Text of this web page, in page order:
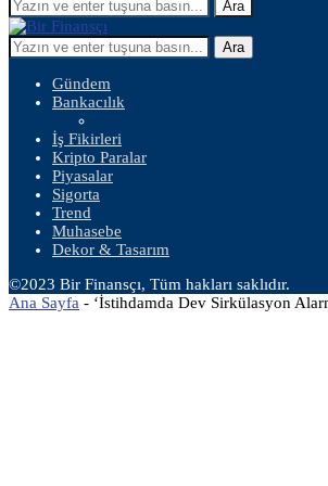
Ara
Ara
Gündem
Bankacılık
İş Fikirleri
Kripto Paralar
Piyasalar
Sigorta
Trend
Muhasebe
Dekor & Tasarım
©2023 Bir Finansçı, Tüm hakları saklıdır.
Ana Sayfa - ‘İstihdamda Dev Sirkülasyon